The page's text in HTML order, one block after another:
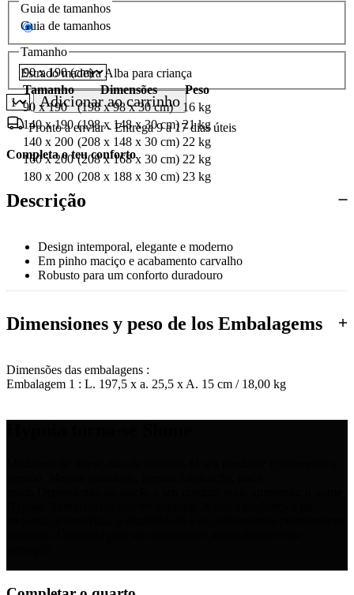
Guia de tamanhos
Guia de tamanhos
Estrado madeira Alba para criança
Tamanho
Dimensões
Peso
90 x 190
(198 x 98 x 30 cm)
16 kg
140 x 190 (198 x 148 x 30 cm) 21 kg
140 x 200 (208 x 148 x 30 cm) 22 kg
160 x 200 (208 x 168 x 30 cm) 22 kg
180 x 200 (208 x 188 x 30 cm) 23 kg
Tamanho
Adicionar ao carrinho
Pronto a enviar - Entrega 9 a 17 dias úteis
Completa o teu conforto
Descrição
Design intemporal, elegante e moderno
Em pinho maciço e acabamento carvalho
Robusto para um conforto duradouro
Dimensiones y peso de los Embalagems
Dimensões das embalagens :
Embalagem 1 : L. 197,5 x a. 25,5 x A. 15 cm / 18,00 kg